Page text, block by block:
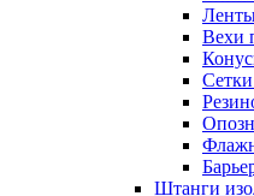
Вехи
Штанги